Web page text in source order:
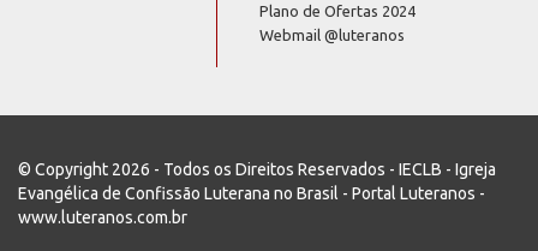
Plano de Ofertas 2024
Webmail @luteranos
© Copyright 2026 - Todos os Direitos Reservados - IECLB - Igreja
Evangélica de Confissão Luterana no Brasil - Portal Luteranos -
www.luteranos.com.br